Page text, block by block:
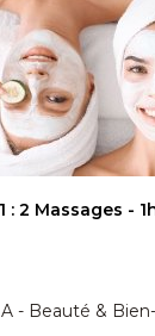
: 2 Massages -
- Beauté &